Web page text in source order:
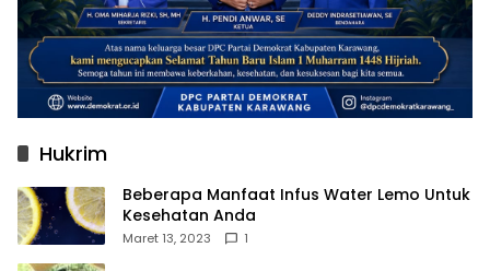
Hukrim
Beberapa Manfaat Infus Water Lemo Untuk
Kesehatan Anda
Maret 13, 2023 1